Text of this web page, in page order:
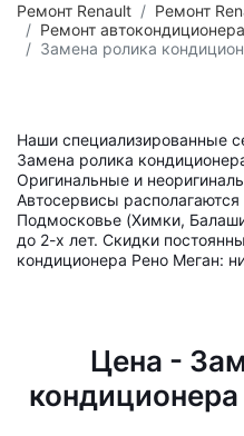
Ремонт Renault
Ремонт
Ремонт
Замена ролика
Наши специализированные
Замена ролика
Оригинальные и
Автосервисы
Подмосковье (Химки,
до 2-х лет. Скидки
кондиционера Рено Меган:
Цена -